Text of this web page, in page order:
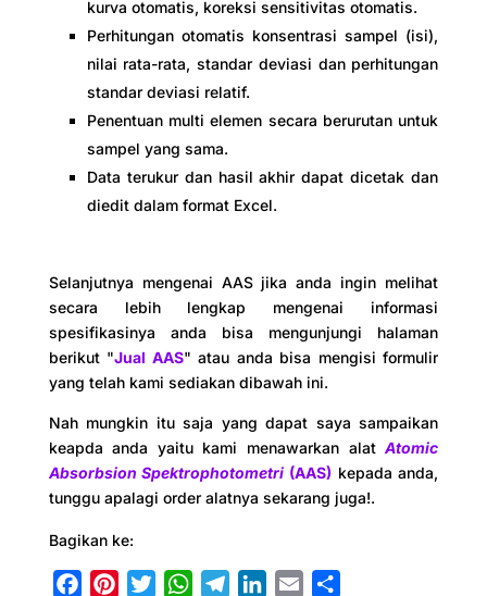
kurva otomatis, koreksi sensitivitas otomatis.
Perhitungan otomatis konsentrasi sampel (isi),
nilai rata-rata, standar deviasi dan perhitungan
standar deviasi relatif.
Penentuan multi elemen secara berurutan untuk
sampel yang sama.
Data terukur dan hasil akhir dapat dicetak dan
diedit dalam format Excel.
Selanjutnya mengenai AAS jika anda ingin melihat
secara lebih lengkap mengenai informasi
spesifikasinya anda bisa mengunjungi halaman
berikut "Jual AAS" atau anda bisa mengisi formulir
yang telah kami sediakan dibawah ini.
Nah mungkin itu saja yang dapat saya sampaikan
keapda anda yaitu kami menawarkan alatAtomic
Absorbsion Spektrophotometri (AAS) kepada anda,
tunggu apalagi order alatnya sekarang juga!.
Bagikan ke:
W